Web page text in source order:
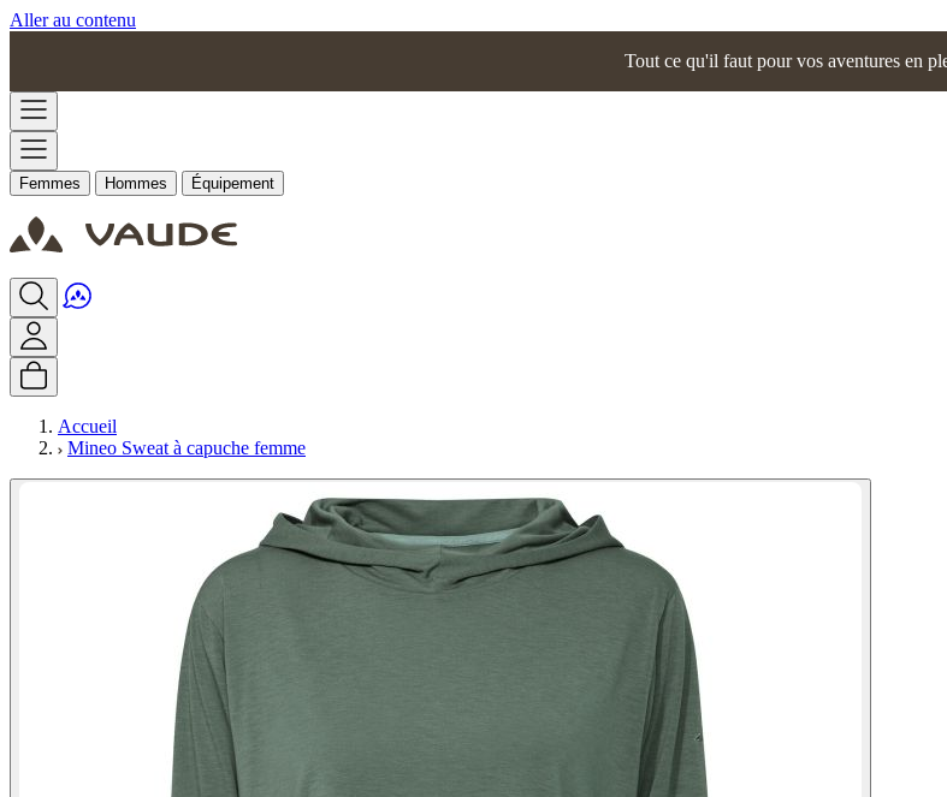
Aller au contenu
Tout ce qu'il faut pour vos aventures en
Femmes Hommes Équipement
Accueil
Mineo Sweat à capuche femme